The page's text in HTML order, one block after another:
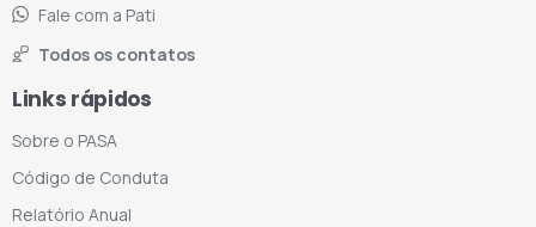
Fale com a Pati
Todos os contatos
Links rápidos
Sobre o PASA
Código de Conduta
Relatório Anual